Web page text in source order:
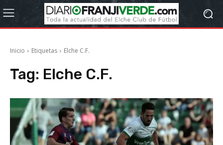
Inicio Etiquetas Elche C.F.
Tag: Elche C.F.